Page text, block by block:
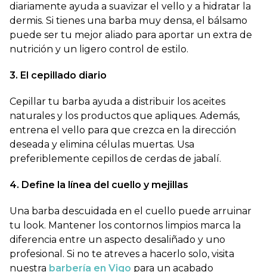
diariamente ayuda a suavizar el vello y a hidratar la
dermis. Si tienes una barba muy densa, el bálsamo
puede ser tu mejor aliado para aportar un extra de
nutrición y un ligero control de estilo.
3. El cepillado diario
Cepillar tu barba ayuda a distribuir los aceites
naturales y los productos que apliques. Además,
entrena el vello para que crezca en la dirección
deseada y elimina células muertas. Usa
preferiblemente cepillos de cerdas de jabalí.
4. Define la línea del cuello y mejillas
Una barba descuidada en el cuello puede arruinar
tu look. Mantener los contornos limpios marca la
diferencia entre un aspecto desaliñado y uno
profesional. Si no te atreves a hacerlo solo, visita
nuestra barbería en Vigo para un acabado